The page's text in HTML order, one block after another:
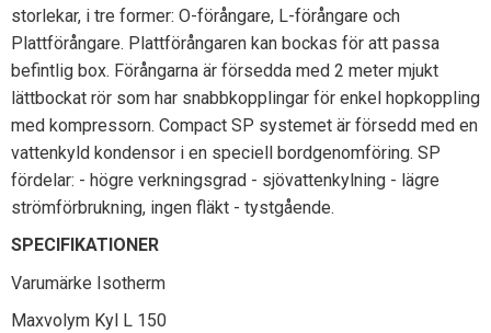
storlekar, i tre former: O-förångare, L-förångare och
Plattförångare. Plattförångaren kan bockas för att passa
befintlig box. Förångarna är försedda med 2 meter mjukt
lättbockat rör som har snabbkopplingar för enkel hopkoppling
med kompressorn. Compact SP systemet är försedd med en
vattenkyld kondensor i en speciell bordgenomföring. SP
fördelar: - högre verkningsgrad - sjövattenkylning - lägre
strömförbrukning, ingen fläkt - tystgående.
SPECIFIKATIONER
Varumärke Isotherm
Maxvolym Kyl L 150